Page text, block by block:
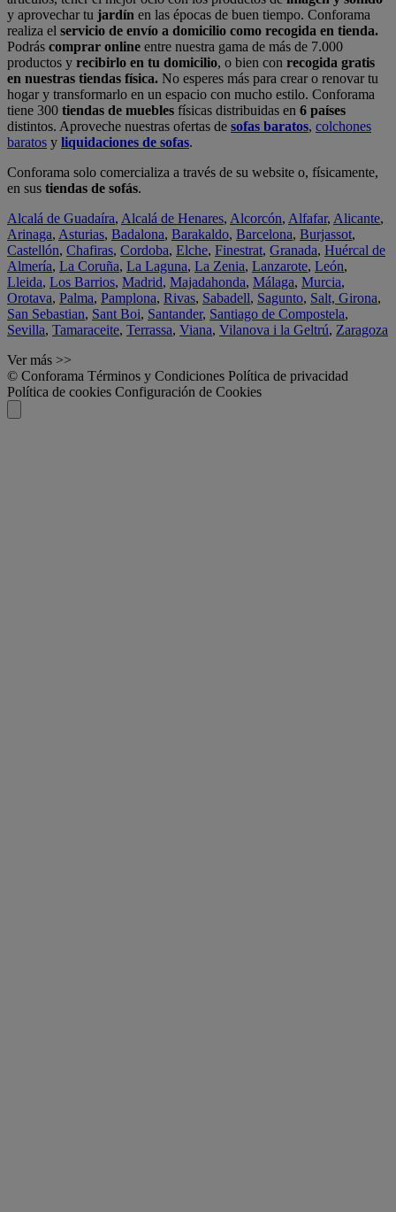
y aprovechar tu jardín en las épocas de buen tiempo. Conforama
realiza el servicio de envío a domicilio como recogida en tienda.
Podrás comprar online entre nuestra gama de más de 7.000
productos y recibirlo en tu domicilio, o bien con recogida gratis
en nuestras tiendas física. No esperes más para crear o renovar tu
hogar y transformarlo en un espacio con mucho estilo. Conforama
tiene 300 tiendas de muebles físicas distribuidas en 6 países
distintos. Aproveche nuestras ofertas de sofas baratos, colchones
baratos y liquidaciones de sofas.
Conforama solo comercializa a través de su website o, físicamente,
en sus tiendas de sofás.
Alcalá de Guadaíra, Alcalá de Henares, Alcorcón, Alfafar, Alicante,
Arinaga, Asturias, Badalona, Barakaldo, Barcelona, Burjassot,
Castellón, Chafiras, Cordoba, Elche, Finestrat, Granada, Huércal de
Almería, La Coruña, La Laguna, La Zenia, Lanzarote, León,
Lleida, Los Barrios, Madrid, Majadahonda, Málaga, Murcia,
Orotava, Palma, Pamplona, Rivas, Sabadell, Sagunto, Salt, Girona,
San Sebastian, Sant Boi, Santander, Santiago de Compostela,
Sevilla, Tamaraceite, Terrassa, Viana, Vilanova i la Geltrú, Zaragoza
Ver más >>
© Conforama Términos y Condiciones Política de privacidad
Política de cookies Configuración de Cookies